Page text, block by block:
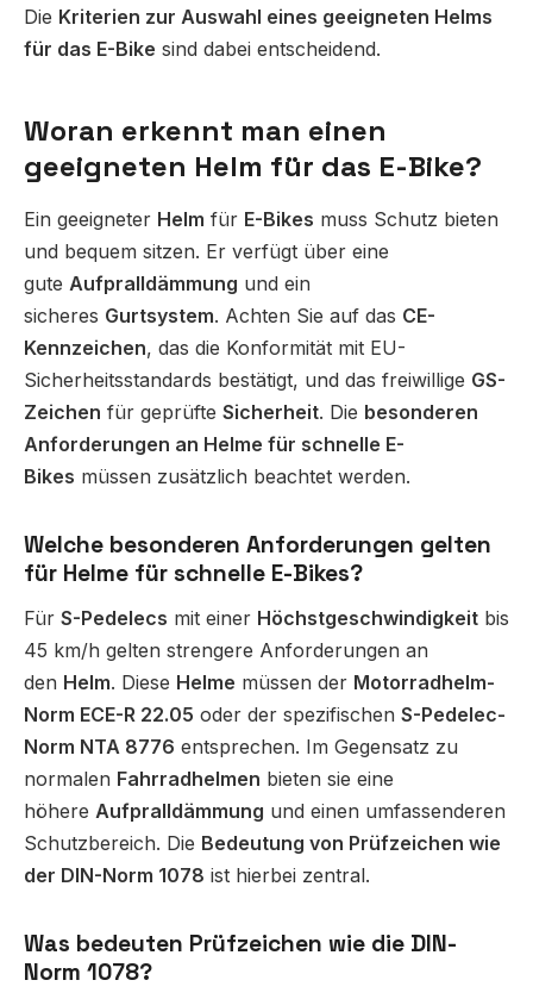
Die Kriterien zur Auswahl eines geeigneten Helms
für das E-Bike sind dabei entscheidend.
Woran erkennt man einen
geeigneten Helm für das E-Bike?
Ein geeigneter Helm für E-Bikes muss Schutz bieten
und bequem sitzen. Er verfügt über eine
gute Aufpralldämmung und ein
sicheres Gurtsystem. Achten Sie auf das CE-
Kennzeichen, das die Konformität mit EU-
Sicherheitsstandards bestätigt, und das freiwillige GS-
Zeichen für geprüfte Sicherheit. Die besonderen
Anforderungen an Helme für schnelle E-
Bikes müssen zusätzlich beachtet werden.
Welche besonderen Anforderungen gelten
für Helme für schnelle E-Bikes?
Für S-Pedelecs mit einer Höchstgeschwindigkeit bis
45 km/h gelten strengere Anforderungen an
den Helm. Diese Helme müssen der Motorradhelm-
Norm ECE-R 22.05 oder der spezifischen S-Pedelec-
Norm NTA 8776 entsprechen. Im Gegensatz zu
normalen Fahrradhelmen bieten sie eine
höhere Aufpralldämmung und einen umfassenderen
Schutzbereich. Die Bedeutung von Prüfzeichen wie
der DIN-Norm 1078 ist hierbei zentral.
Was bedeuten Prüfzeichen wie die DIN-
Norm 1078?